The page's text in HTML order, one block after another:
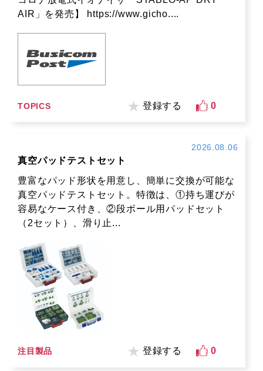
AIR」を発売】 https://www.gicho....
TOPICS 登録する 0
2026.08.06
真空パッドテストセット
豊富なパッド形状を用意し、簡単に交換が可能な
真空パッドテストセット。特徴は、①持ち運びが
容易なケース付き、②段ボール用パッドセット
（2セット）、滑り止...
注目製品 登録する 0